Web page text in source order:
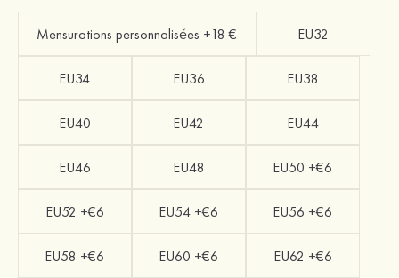
Mensurations personnalisées +18 € EU32
EU34 EU36 EU38
EU40 EU42 EU44
EU46 EU48 EU50 +€6
EU52 +€6 EU54 +€6 EU56 +€6
EU58 +€6 EU60 +€6 EU62 +€6